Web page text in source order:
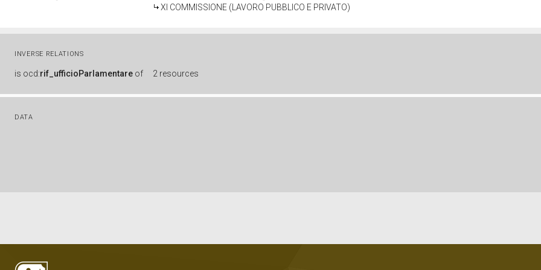
XI COMMISSIONE (LAVORO PUBBLICO E PRIVATO)
INVERSE RELATIONS
is ocd:rif_ufficioParlamentare of 2 resources
DATA